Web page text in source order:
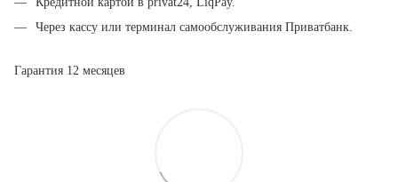
Через кассу или терминал самообслуживания Приватбанк.
Гарантия 12 месяцев